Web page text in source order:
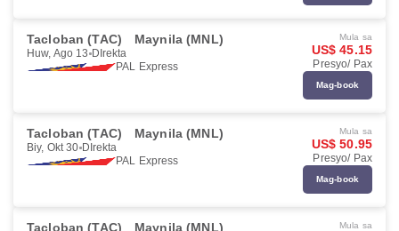
Tacloban (TAC) Maynila (MNL)
Huw, Ago 13 DIrekta
PAL Express
Mula sa
US$ 45.15
Presyo/ Pax
Mag-book
Tacloban (TAC) Maynila (MNL)
Biy, Okt 30 DIrekta
PAL Express
Mula sa
US$ 50.95
Presyo/ Pax
Mag-book
Tacloban (TAC) Maynila (MNL) Mula sa